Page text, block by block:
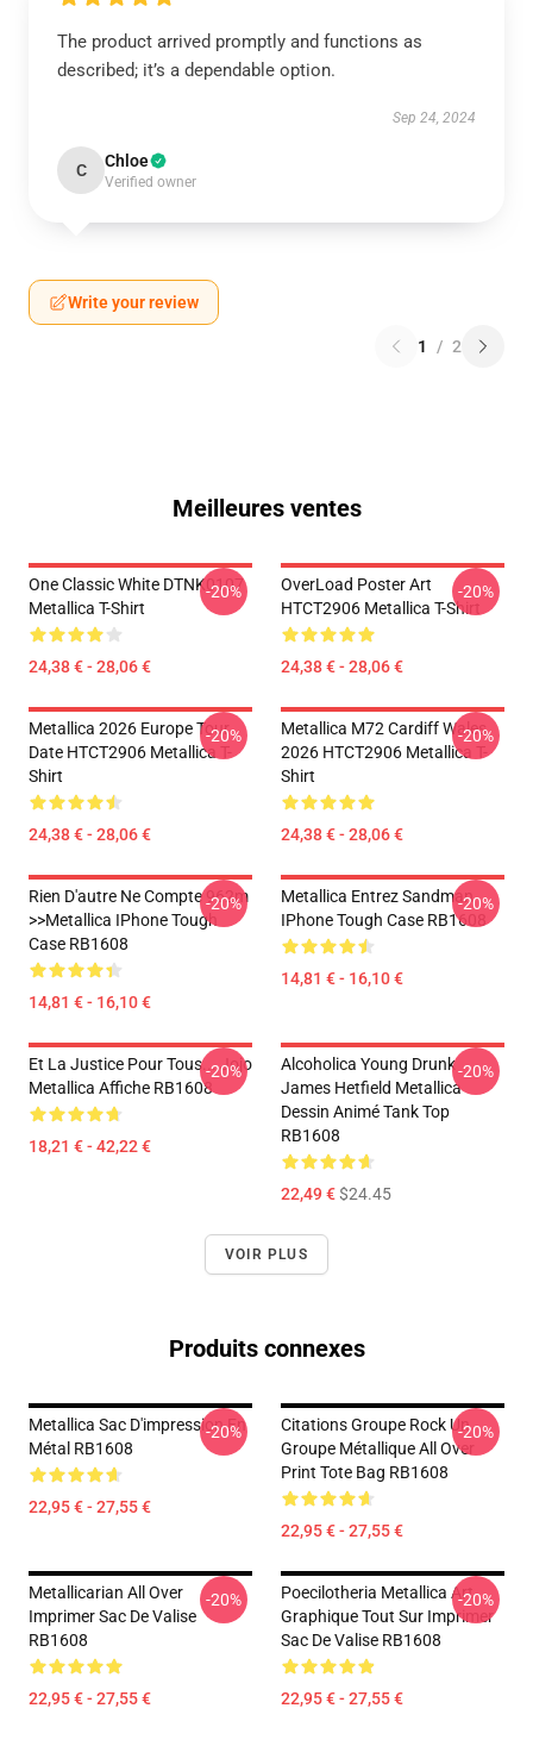
The product arrived promptly and functions as
described; it’s a dependable option.
Sep 24, 2024
C Chloe
Verified owner
Write your review
1 / 2
Meilleures ventes
One Classic White DTNK0107
Metallica T-Shirt
24,38 € - 28,06 €
-20%
OverLoad Poster Art
HTCT2906 Metallica T-Shirt
24,38 € - 28,06 €
-20%
Metallica 2026 Europe Tour
Date HTCT2906 Metallica T-
Shirt
24,38 € - 28,06 €
-20%
Metallica M72 Cardiff Wales
2026 HTCT2906 Metallica T-
Shirt
24,38 € - 28,06 €
-20%
Rien D'autre Ne Compte 962m
>>metallica IPhone Tough
Case RB1608
14,81 € - 16,10 €
-20%
Metallica Entrez Sandman
IPhone Tough Case RB1608
14,81 € - 16,10 €
-20%
Et La Justice Pour Tous... Jojo
Metallica Affiche RB1608
18,21 € - 42,22 €
-20%
Alcoholica Young Drunk
James Hetfield Metallica
Dessin Animé Tank Top
RB1608
22,49 €$24.45
-20%
VOIR PLUS
Produits connexes
Metallica Sac D'impression En
Métal RB1608
22,95 € - 27,55 €
-20%
Citations Groupe Rock Un
Groupe Métallique All Over
Print Tote Bag RB1608
22,95 € - 27,55 €
-20%
Metallicarian All Over
Imprimer Sac De Valise
RB1608
22,95 € - 27,55 €
-20%
Poecilotheria Metallica Art
Graphique Tout Sur Imprimer
Sac De Valise RB1608
22,95 € - 27,55 €
-20%